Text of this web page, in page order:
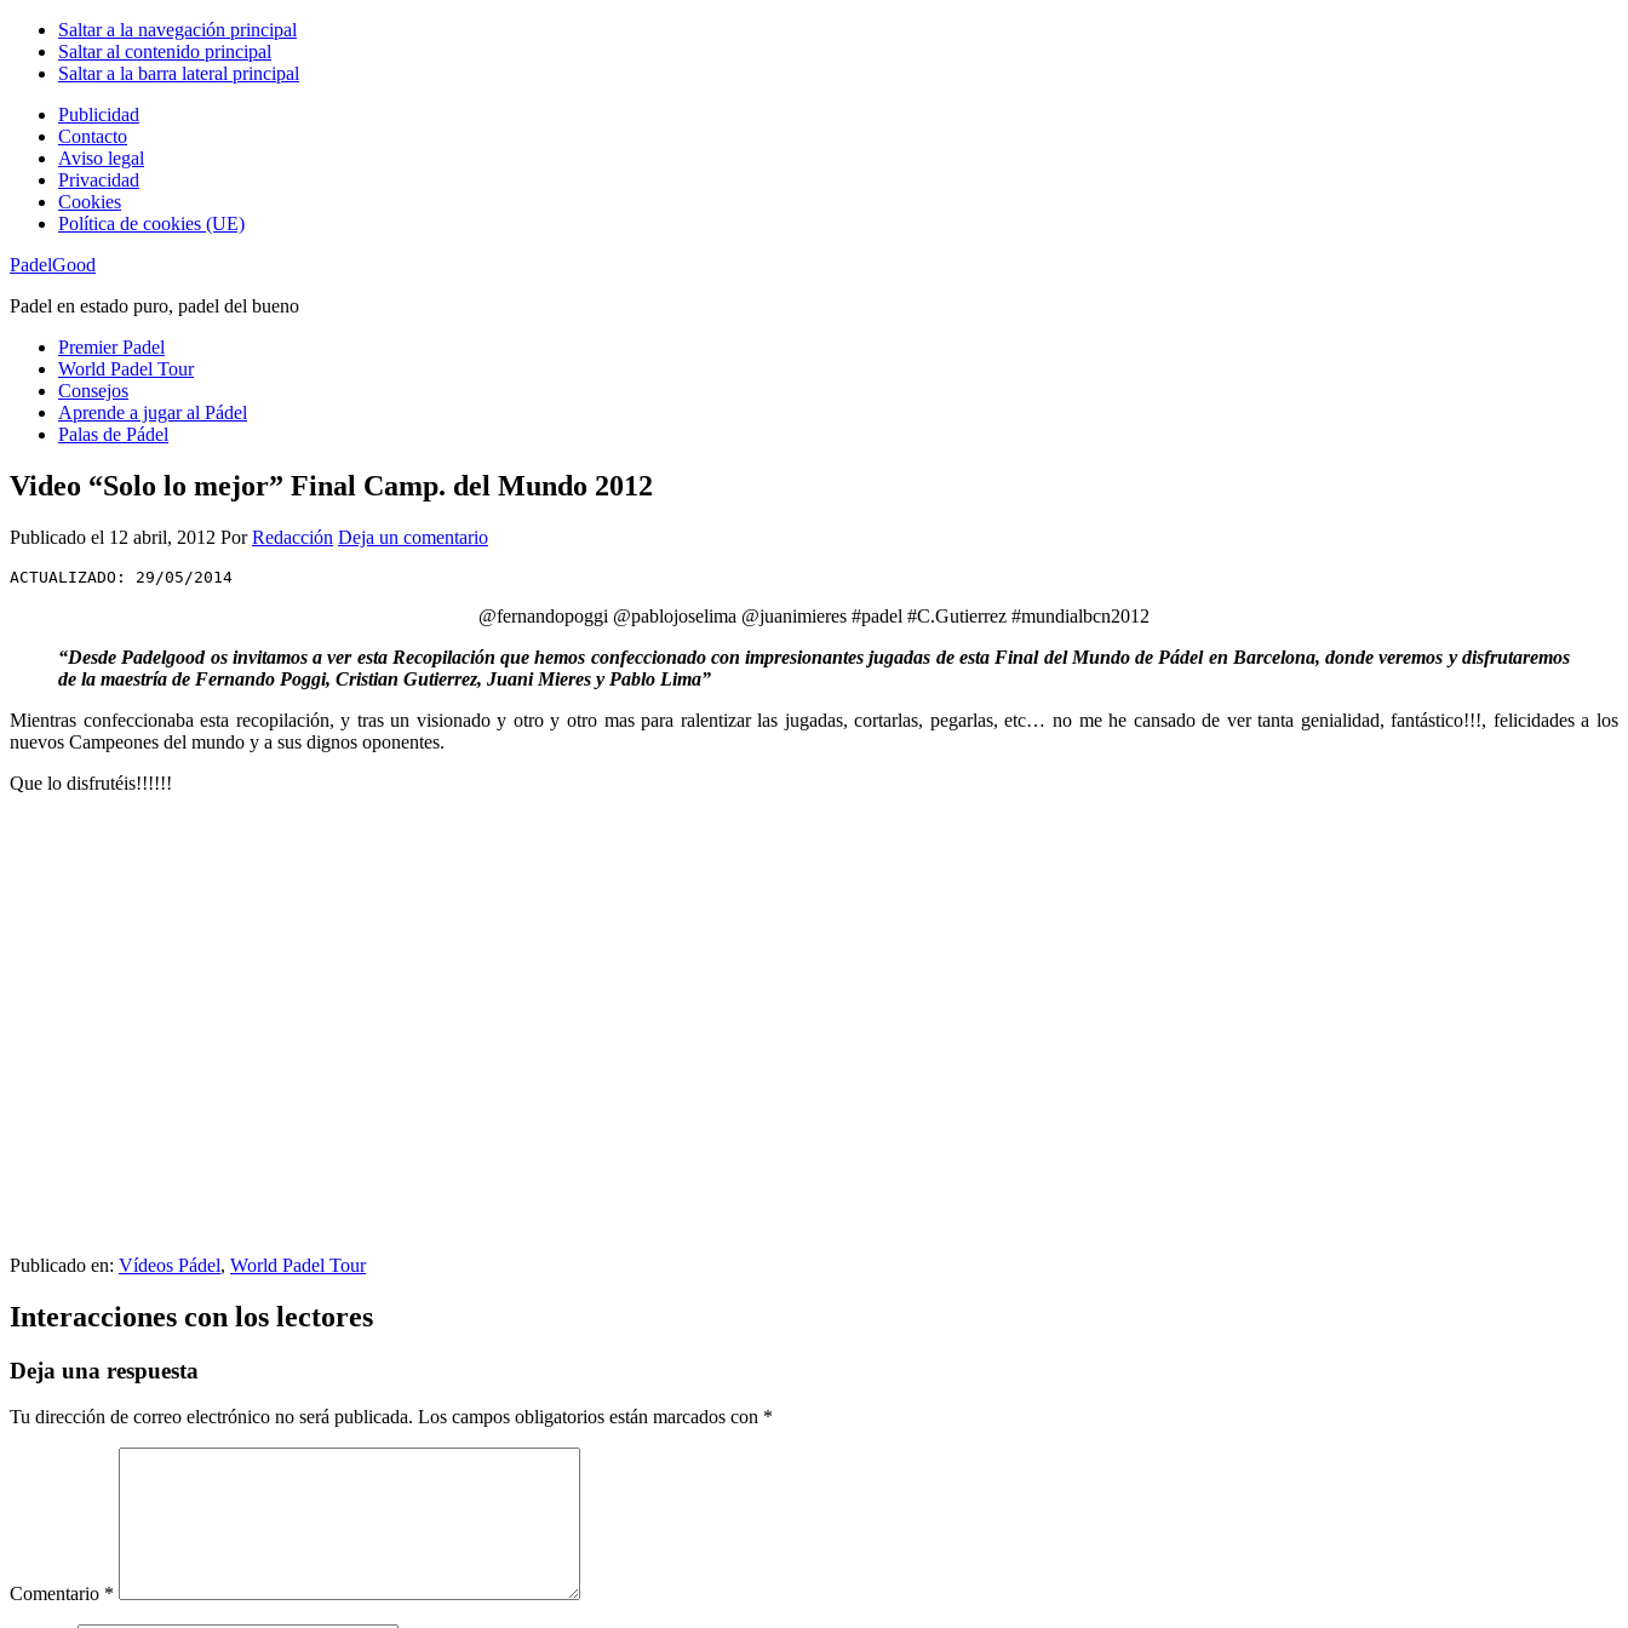
Saltar a la navegación principal
Saltar al contenido principal
Saltar a la barra lateral principal
Publicidad
Contacto
Aviso legal
Privacidad
Cookies
Política de cookies (UE)
PadelGood
Padel en estado puro, padel del bueno
Premier Padel
World Padel Tour
Consejos
Aprende a jugar al Pádel
Palas de Pádel
Video “Solo lo mejor” Final Camp. del Mundo 2012
Publicado el 12 abril, 2012 PorRedacción Deja un comentario
ACTUALIZADO: 29/05/2014
@fernandopoggi @pablojoselima @juanimieres #padel #C.Gutierrez #mundialbcn2012
“Desde Padelgood os invitamos a ver esta Recopilación que hemos confeccionado con impresionantes jugadas de esta Final del Mundo de Pádel en Barcelona, donde veremos y disfrutaremos
de la maestría de Fernando Poggi, Cristian Gutierrez, Juani Mieres y Pablo Lima”
Mientras confeccionaba esta recopilación, y tras un visionado y otro y otro mas para ralentizar las jugadas, cortarlas, pegarlas, etc… no me he cansado de ver tanta genialidad, fantástico!!!, felicidades a los
nuevos Campeones del mundo y a sus dignos oponentes.
Que lo disfrutéis!!!!!!
Publicado en: Vídeos Pádel, World Padel Tour
Interacciones con los lectores
Deja una respuesta
Tu dirección de correo electrónico no será publicada. Los campos obligatorios están marcados con *
Comentario *